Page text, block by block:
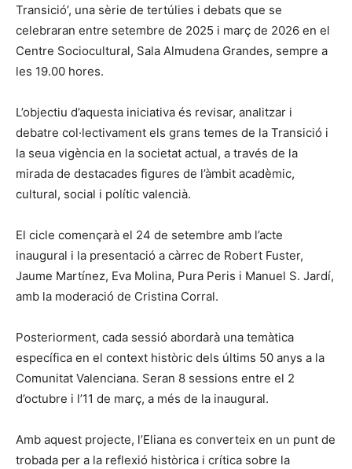
Transició’, una sèrie de tertúlies i debats que se
celebraran entre setembre de 2025 i març de 2026 en el
Centre Sociocultural, Sala Almudena Grandes, sempre a
les 19.00 hores.
L’objectiu d’aquesta iniciativa és revisar, analitzar i
debatre col·lectivament els grans temes de la Transició i
la seua vigència en la societat actual, a través de la
mirada de destacades figures de l’àmbit acadèmic,
cultural, social i polític valencià.
El cicle començarà el 24 de setembre amb l’acte
inaugural i la presentació a càrrec de Robert Fuster,
Jaume Martínez, Eva Molina, Pura Peris i Manuel S. Jardí,
amb la moderació de Cristina Corral.
Posteriorment, cada sessió abordarà una temàtica
específica en el context històric dels últims 50 anys a la
Comunitat Valenciana. Seran 8 sessions entre el 2
d’octubre i l’11 de març, a més de la inaugural.
Amb aquest projecte, l’Eliana es converteix en un punt de
trobada per a la reflexió històrica i crítica sobre la